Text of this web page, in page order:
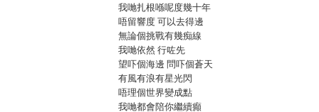
我哋扎根喺呢度幾十年
唔留響度 可以去得邊
無論個挑戰有幾痴線
我哋依然 行咗先
望吓個海邊 問吓個蒼天
有風有浪有星光閃
唔理個世界變成點
我哋都會陪你繼續癲